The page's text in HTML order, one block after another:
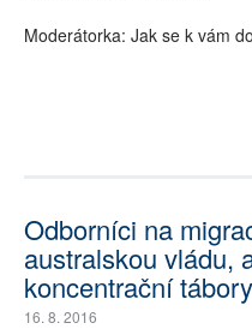
Moderátorka: Jak se k vám
Odborníci na
australskou vládu,
koncentrační
16. 8. 2016